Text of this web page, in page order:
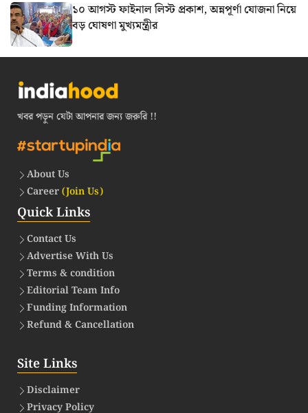
১০ আগস্ট ফাইনাল লিস্ট প্রকাশ, অন্নপূর্ণা যোজনা নিয়ে
বড় ঘোষণা মুখ্যমন্ত্রীর
খবর পড়ুন যেটা আপনার জন্য জরুরি !!
About Us
Career(Join Us)
Quick Links
Contact Us
Advertise With Us
Terms & condition
Editorial Team Info
Funding Information
Refund & Cancellation
Site Links
Disclaimer
Privacy Policy